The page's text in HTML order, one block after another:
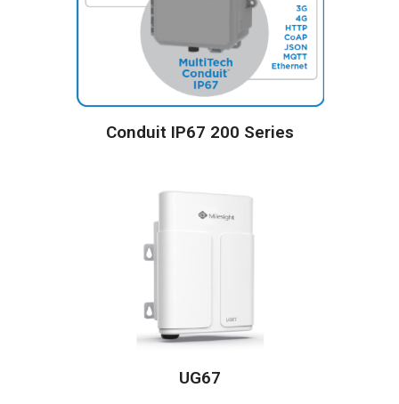
Conduit IP67 200 Series
UG67